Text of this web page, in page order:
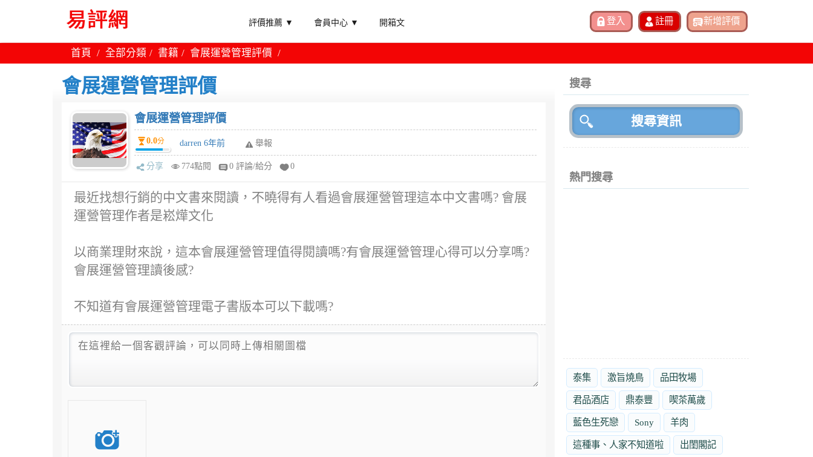
評價推薦 ▼ 會員中心 ▼ 開箱文
首頁 全部分類 書籍 會展運營管理評價
會展運營管理評價
會展運營管理評價
0.0分 darren 6年前 舉報
分享 774點閱 0 評論/給分 0
最近找想行銷的中文書來閱讀，不曉得有人看過會展運營管理這本中文書嗎? 會展
運營管理作者是崧燁文化
以商業理財來說，這本會展運營管理值得閱讀嗎?有會展運營管理心得可以分享嗎?
會展運營管理讀後感?
不知道有會展運營管理電子書版本可以下載嗎?
搜尋
熱門搜尋
泰集 激旨燒鳥 品田牧場
君品酒店 鼎泰豐 喫茶萬歲
藍色生死戀 Sony 羊肉
這種事、人家不知道啦 出閨閣記